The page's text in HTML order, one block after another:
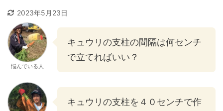
2023年5月23日
悩んでいる人
キュウリの支柱の間隔は何センチ
で立てればいい？
キュウリの支柱を４０センチで作